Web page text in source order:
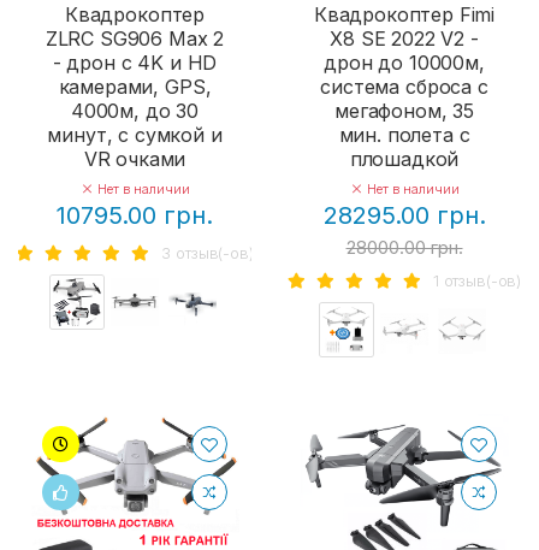
Квадрокоптер
ZLRC SG906 Max 2
- дрон с 4K и HD
камерами, GPS,
4000м, до 30
минут, с сумкой и
VR очками
Нет в наличии
10795.00 грн.
3 отзыв(-ов)
Квадрокоптер Fimi
X8 SE 2022 V2 -
дрон до 10000м,
система сброса с
мегафоном, 35
мин. полета с
плошадкой
Нет в наличии
28295.00 грн.
28000.00 грн.
1 отзыв(-ов)